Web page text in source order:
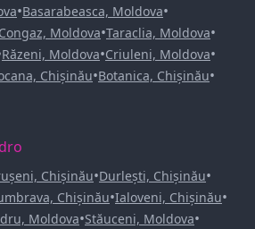
•Basarabeasca, Moldova•
Congaz, Moldova•Taraclia, Moldova•
Răzeni, Moldova•Criuleni, Moldova•
Chișinău•Botanica, Chișinău•
Chișinău•Durlești, Chișinău•
Chișinău•Ialoveni, Chișinău•
Moldova•Stăuceni, Moldova•